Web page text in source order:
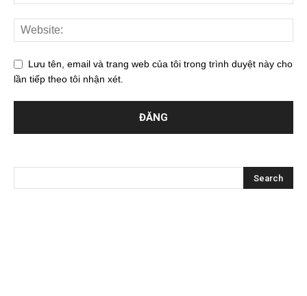
Lưu tên, email và trang web của tôi trong trình duyệt này cho
lần tiếp theo tôi nhận xét.